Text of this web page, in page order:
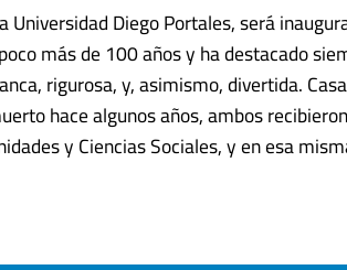
Universidad Diego Portales, será
más de 100 años y ha destacado
rigurosa, y, asimismo, divertida.
hace algunos años, ambos
y Ciencias Sociales, y en esa